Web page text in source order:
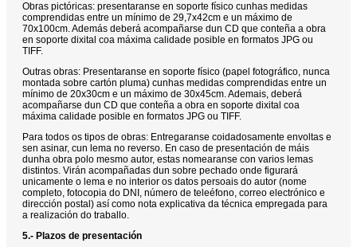
Obras pictóricas: presentaranse en soporte físico cunhas medidas
comprendidas entre un mínimo de 29,7x42cm e un máximo de
70x100cm. Además deberá acompañarse dun CD que conteña a obra
en soporte dixital coa máxima calidade posible en formatos JPG ou
TIFF.
Outras obras: Presentaranse en soporte físico (papel fotográfico, nunca
montada sobre cartón pluma) cunhas medidas comprendidas entre un
mínimo de 20x30cm e un máximo de 30x45cm. Ademais, deberá
acompañarse dun CD que conteña a obra en soporte dixital coa
máxima calidade posible en formatos JPG ou TIFF.
Para todos os tipos de obras: Entregaranse coidadosamente envoltas e
sen asinar, cun lema no reverso. En caso de presentación de máis
dunha obra polo mesmo autor, estas nomearanse con varios lemas
distintos. Virán acompañadas dun sobre pechado onde figurará
unicamente o lema e no interior os datos persoais do autor (nome
completo, fotocopia do DNI, número de teleéfono, correo electrónico e
dirección postal) así como nota explicativa da técnica empregada para
a realización do traballo.
5.- Plazos de presentación